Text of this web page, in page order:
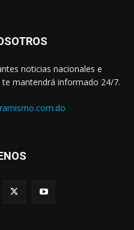
noticias nacionales e
mantendrá informado 24/7.